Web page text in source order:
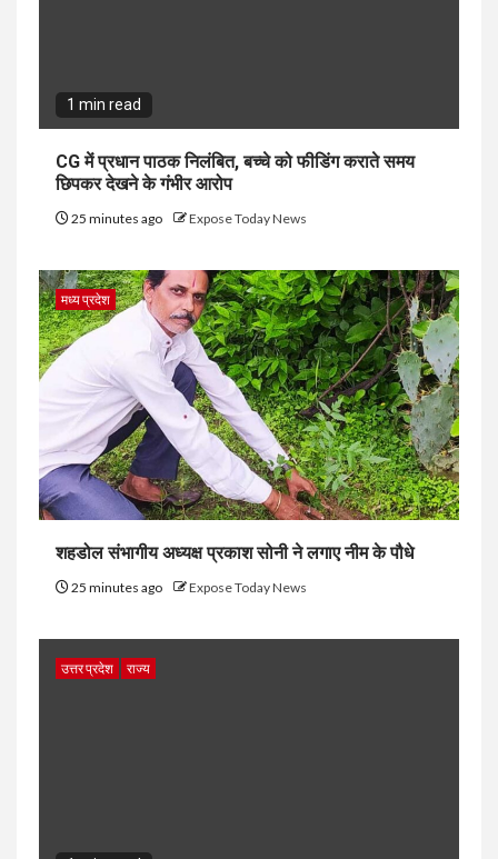
1 min read
CG में प्रधान पाठक निलंबित, बच्चे को फीडिंग कराते समय
छिपकर देखने के गंभीर आरोप
25 minutes ago Expose Today News
मध्य प्रदेश
शहडोल संभागीय अध्यक्ष प्रकाश सोनी ने लगाए नीम के पौधे
25 minutes ago Expose Today News
उत्तर प्रदेश राज्य